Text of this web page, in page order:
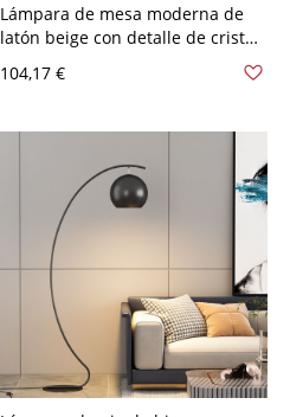
Lámpara de mesa moderna de
latón beige con detalle de cristal
claro y interruptor basculante -
Trapecio 110 A 120 V
104,17 €